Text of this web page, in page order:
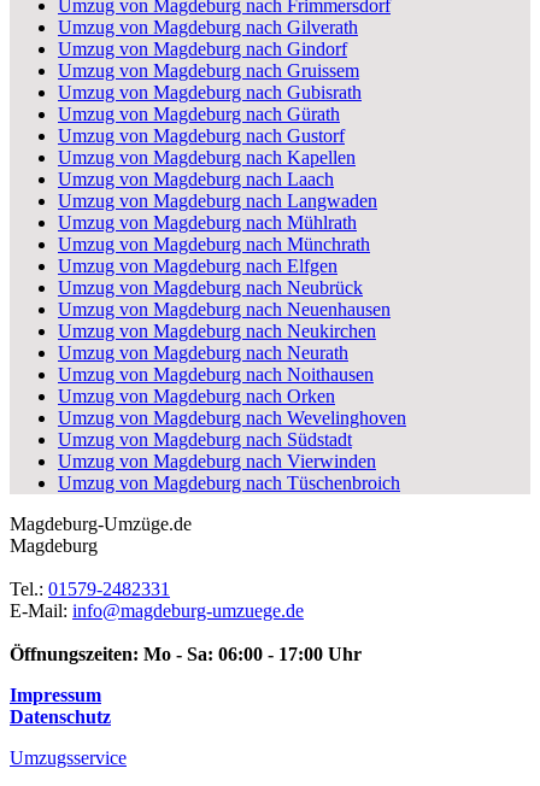
Umzug von Magdeburg nach Frimmersdorf
Umzug von Magdeburg nach Gilverath
Umzug von Magdeburg nach Gindorf
Umzug von Magdeburg nach Gruissem
Umzug von Magdeburg nach Gubisrath
Umzug von Magdeburg nach Gürath
Umzug von Magdeburg nach Gustorf
Umzug von Magdeburg nach Kapellen
Umzug von Magdeburg nach Laach
Umzug von Magdeburg nach Langwaden
Umzug von Magdeburg nach Mühlrath
Umzug von Magdeburg nach Münchrath
Umzug von Magdeburg nach Elfgen
Umzug von Magdeburg nach Neubrück
Umzug von Magdeburg nach Neuenhausen
Umzug von Magdeburg nach Neukirchen
Umzug von Magdeburg nach Neurath
Umzug von Magdeburg nach Noithausen
Umzug von Magdeburg nach Orken
Umzug von Magdeburg nach Wevelinghoven
Umzug von Magdeburg nach Südstadt
Umzug von Magdeburg nach Vierwinden
Umzug von Magdeburg nach Tüschenbroich
Magdeburg-Umzüge.de
Magdeburg
Tel.: 01579-2482331
E-Mail: info@magdeburg-umzuege.de
Öffnungszeiten: Mo - Sa: 06:00 - 17:00 Uhr
Impressum
Datenschutz
Umzugsservice